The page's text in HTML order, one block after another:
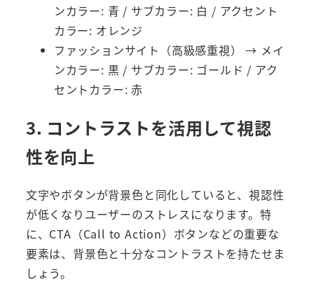
ンカラー: 青 / サブカラー: 白 / アクセント
カラー: オレンジ
ファッションサイト（高級感重視） → メイ
ンカラー: 黒 / サブカラー: ゴールド / アク
セントカラー: 赤
3. コントラストを活用して視認
性を向上
文字やボタンが背景色と同化していると、視認性
が低くなりユーザーのストレスになります。特
に、CTA（Call to Action）ボタンなどの重要な
要素は、背景色と十分なコントラストを持たせま
しょう。